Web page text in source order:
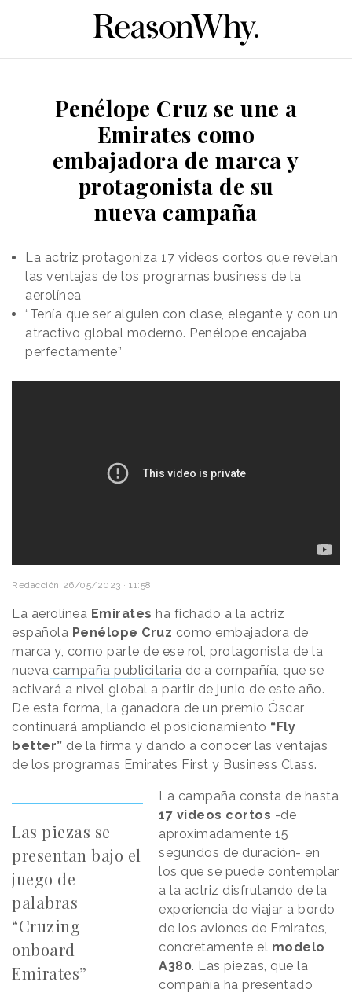
Penélope Cruz se une a
Emirates como
embajadora de marca y
protagonista de su
nueva campaña
La actriz protagoniza 17 videos cortos que revelan
las ventajas de los programas business de la
aerolínea
“Tenía que ser alguien con clase, elegante y con un
atractivo global moderno. Penélope encajaba
perfectamente”
Redacción 26/05/2023 · 11:58
La aerolínea Emirates ha fichado a la actriz
española Penélope Cruz como embajadora de
marca y, como parte de ese rol, protagonista de la
nueva campaña publicitaria de a compañía, que se
activará a nivel global a partir de junio de este año.
De esta forma, la ganadora de un premio Óscar
continuará ampliando el posicionamiento “Fly
better” de la firma y dando a conocer las ventajas
de los programas Emirates First y Business Class.
Las piezas se
presentan bajo el
juego de
palabras
“Cruzing
onboard
Emirates”
La campaña consta de hasta
17 videos cortos -de
aproximadamente 15
segundos de duración- en
los que se puede contemplar
a la actriz disfrutando de la
experiencia de viajar a bordo
de los aviones de Emirates,
concretamente el modelo
A380. Las piezas, que la
compañía ha presentado